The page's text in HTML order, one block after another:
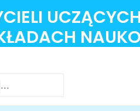
UCZĄCYCH